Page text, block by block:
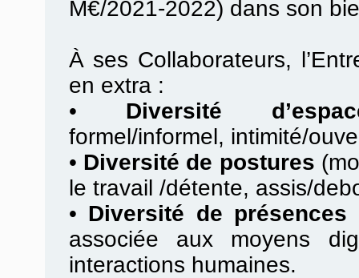
M€/2021-2022) dans son
À ses Collaborateurs,
en extra :
• Diversité
formel/informel, intimité/
• Diversité de postures
le travail /détente, assis/
• Diversité de
associée aux moyens
interactions humaines.